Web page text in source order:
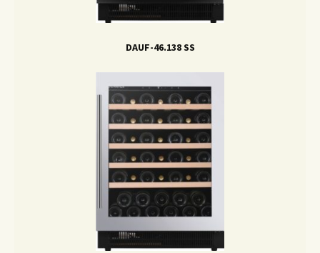
DAUF-46.138 SS